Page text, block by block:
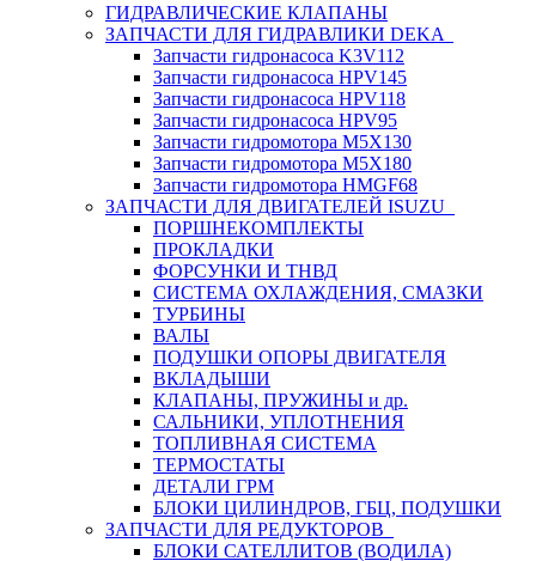
ГИДРАВЛИЧЕСКИЕ КЛАПАНЫ
ЗАПЧАСТИ ДЛЯ ГИДРАВЛИКИ DEKA
Запчасти гидронасоса K3V112
Запчасти гидронасоса HPV145
Запчасти гидронасоса HPV118
Запчасти гидронасоса HPV95
Запчасти гидромотора M5X130
Запчасти гидромотора M5X180
Запчасти гидромотора HMGF68
ЗАПЧАСТИ ДЛЯ ДВИГАТЕЛЕЙ ISUZU
ПОРШНЕКОМПЛЕКТЫ
ПРОКЛАДКИ
ФОРСУНКИ И ТНВД
СИСТЕМА ОХЛАЖДЕНИЯ, СМАЗКИ
ТУРБИНЫ
ВАЛЫ
ПОДУШКИ ОПОРЫ ДВИГАТЕЛЯ
ВКЛАДЫШИ
КЛАПАНЫ, ПРУЖИНЫ и др.
САЛЬНИКИ, УПЛОТНЕНИЯ
ТОПЛИВНАЯ СИСТЕМА
ТЕРМОСТАТЫ
ДЕТАЛИ ГРМ
БЛОКИ ЦИЛИНДРОВ, ГБЦ, ПОДУШКИ
ЗАПЧАСТИ ДЛЯ РЕДУКТОРОВ
БЛОКИ САТЕЛЛИТОВ (ВОДИЛА)